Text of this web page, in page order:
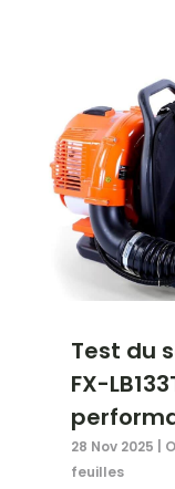
Test du
FX-
28 Nov 2025
feuilles